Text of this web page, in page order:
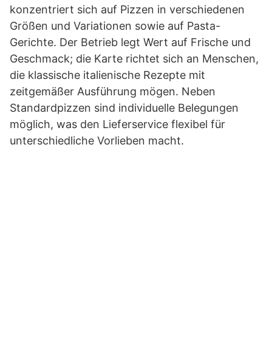
konzentriert sich auf Pizzen in verschiedenen
Größen und Variationen sowie auf Pasta-
Gerichte. Der Betrieb legt Wert auf Frische und
Geschmack; die Karte richtet sich an Menschen,
die klassische italienische Rezepte mit
zeitgemäßer Ausführung mögen. Neben
Standardpizzen sind individuelle Belegungen
möglich, was den Lieferservice flexibel für
unterschiedliche Vorlieben macht.